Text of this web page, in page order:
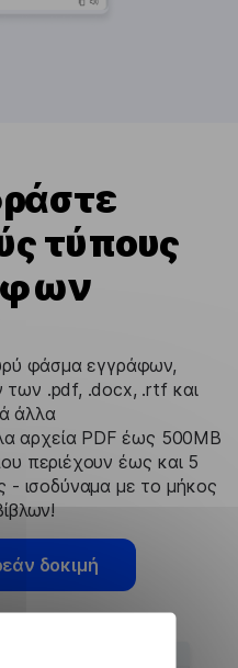
τύπους
φάσμα εγγράφων,
των .pdf, .docx, .rtf και
άλλα
αρχεία PDF έως 500MB
περιέχουν έως και 5
- ισοδύναμα με το μήκος
δοκιμή